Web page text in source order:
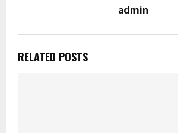
admin
RELATED POSTS